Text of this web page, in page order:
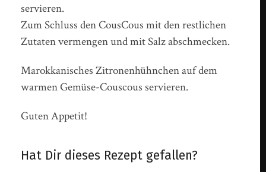
servieren.
Zum Schluss den CousCous mit den restlichen
Zutaten vermengen und mit Salz abschmecken.
Marokkanisches Zitronenhühnchen auf dem
warmen Gemüse-Couscous servieren.
Guten Appetit!
Hat Dir dieses Rezept gefallen?